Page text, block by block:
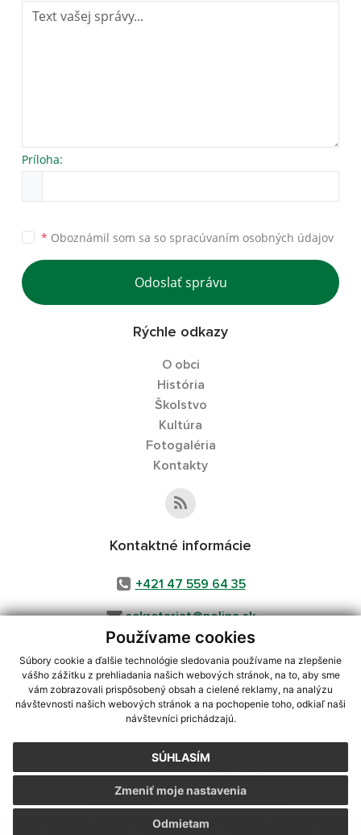
Používame cookies
Súbory cookie a ďalšie technológie sledovania používame na zlepšenie
vášho zážitku z prehliadania našich webových stránok, na to, aby sme
vám zobrazovali prispôsobený obsah a cielené reklamy, na analýzu
návštevnosti našich webových stránok a na pochopenie toho, odkiaľ naši
návštevníci prichádzajú.
SÚHLASÍM
Odmietam
Zmeniť moje nastavenia
Príloha:
* Oboznámil som sa so spracúvaním osobných údajov
Odoslať správu
Rýchle odkazy
O obci
História
Školstvo
Kultúra
Fotogaléria
Kontakty
Kontaktné informácie
+421 47 559 64 35
sekretariat@polina.sk
využite možnosť získavania aktuálnych informácií s využitím RSS
CMS systém (redakčný) systém ECHELON 2,Mapa stránok,web portál
webex.digital, s.r.o.,domény,registrácia domény
Posledná aktualizácia:25.05.2026
Vytlačiť stránku|Vyhlásenie o prístupnosti